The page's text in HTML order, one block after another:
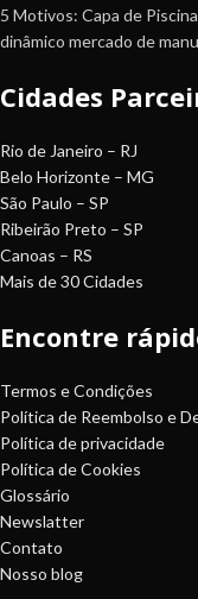
5 Motivos: Capa de
dinâmico mercado de
Cidades
Rio de Janeiro – RJ
Belo Horizonte – MG
São Paulo – SP
Ribeirão Preto – SP
Canoas – RS
Mais de 30 Cidades
Encontre
Termos e Condições
Política de Reembolso e
Política de privacidade
Política de Cookies
Glossário
Newslatter
Contato
Nosso blog